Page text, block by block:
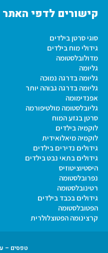
קישורים לדפי האתר
סוגי סרטן בילדים
גידולי מוח בילדים
מדולובלסטומה
גליומה
גליומה בדרגה נמוכה
גליומה בדרגה גבוהה יותר
אפנדימומה
גליובלסטומה מולטיפורמה
סרטן בגזע המוח
לוקמיה בילדים
לוקמיה מיאלואידית
גידולים נדירים בילדים
גידולים בתאי נבט בילדים
היסטיוציטוזיס
נפרובלסטומה
רטינובלסטומה
גידולים בכבד בילדים
הפטובלסטומה
קרצינומה הפטוצלולרית
טפסים –